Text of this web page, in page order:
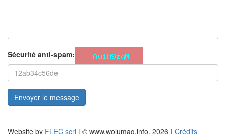
Sécurité anti-spam:
Envoyer le message
Website by FLEC scri | © www.wolumag.info, 2026 | Crédits